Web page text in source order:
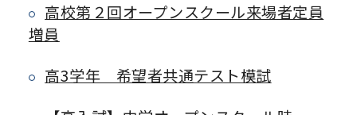
高校第２回オープンスクール来場者定員
増員
高3学年 希望者共通テスト模試